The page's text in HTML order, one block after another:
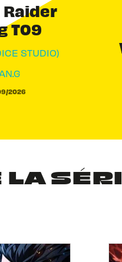
Raider
T09
STUDIO)
2026
LA